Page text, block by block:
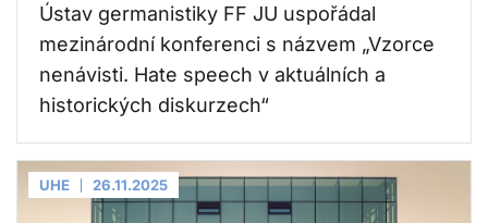
Ústav germanistiky FF JU uspořádal
mezinárodní konferenci s názvem „Vzorce
nenávisti. Hate speech v aktuálních a
historických diskurzech“
UHE 26.11.2025